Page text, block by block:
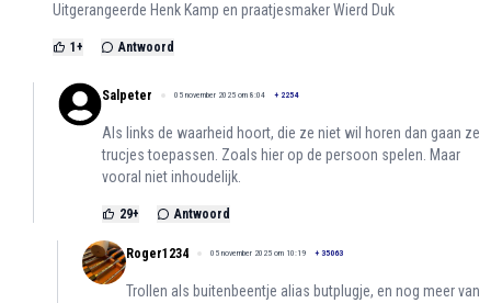
Uitgerangeerde Henk Kamp en praatjesmaker Wierd Duk
1 + Antwoord
Salpeter 05 november 2025 om 8:04 + 2254
Als links de waarheid hoort, die ze niet wil horen dan gaan ze
trucjes toepassen. Zoals hier op de persoon spelen. Maar
vooral niet inhoudelijk.
29+ Antwoord
Roger1234 05 november 2025 om 10:19 + 35063
Trollen als buitenbeentje alias butplugje, en nog meer van